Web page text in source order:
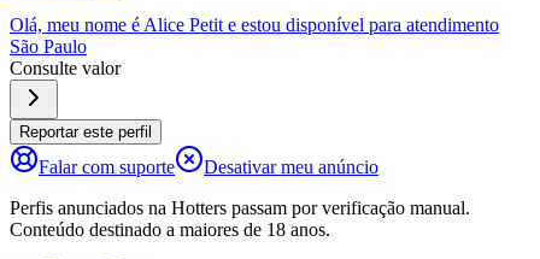
Olá, meu nome é Alice Petit e estou disponível para atendimento
São Paulo
Consulte valor
Reportar este perfil
Falar com suporte
Desativar meu anúncio
Perfis anunciados na Hotters passam por verificação manual.
Conteúdo destinado a maiores de 18 anos.